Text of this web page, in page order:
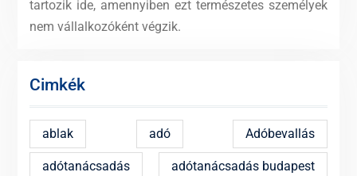
tartozik ide, amennyiben ezt természetes személyek
nem vállalkozóként végzik.
Cimkék
ablak adó Adóbevallás
adótanácsadás adótanácsadás budapest